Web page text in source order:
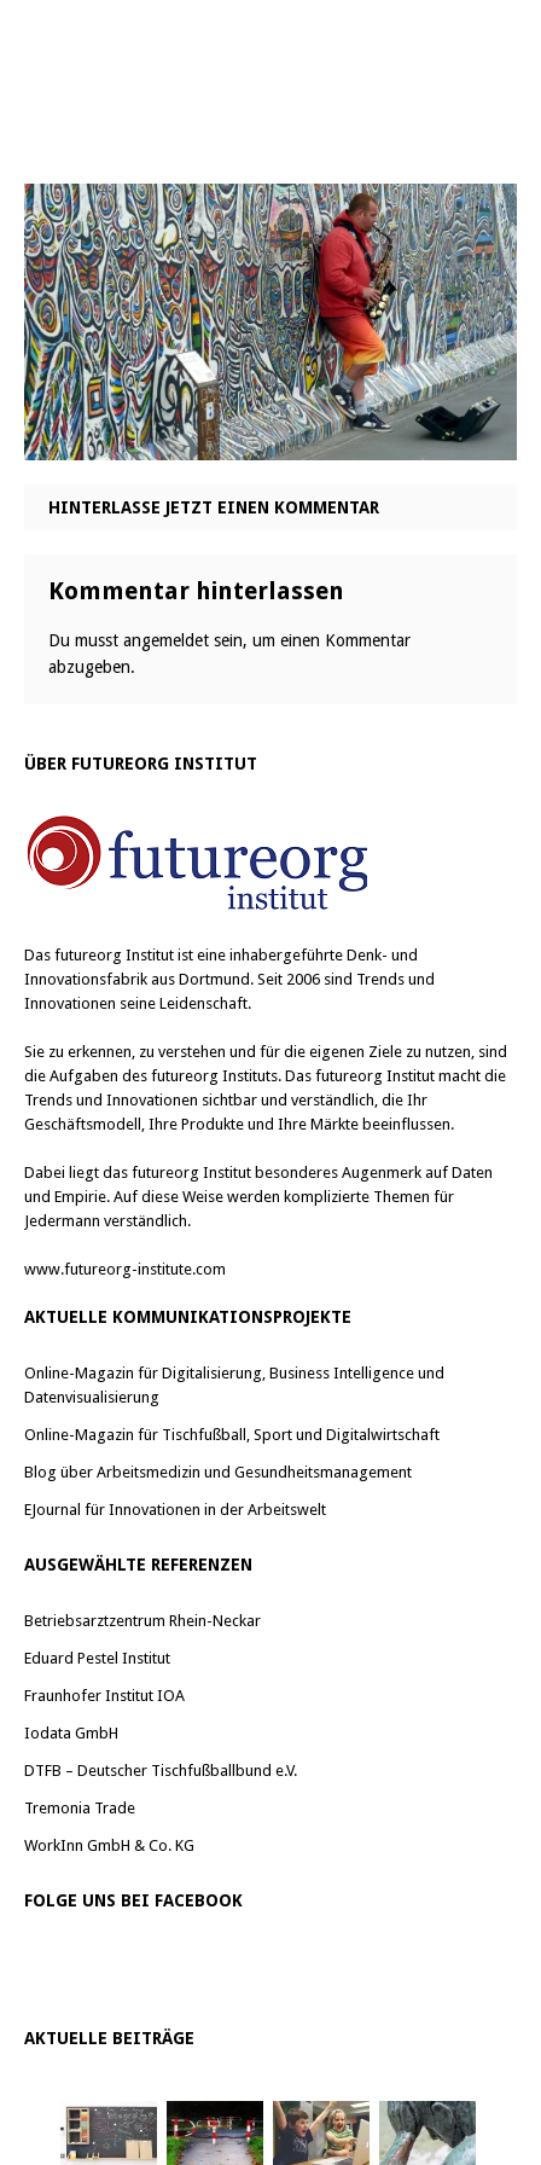
HINTERLASSE JETZT EINEN KOMMENTAR
Kommentar hinterlassen
Du musst angemeldet sein, um einen Kommentar
abzugeben.
ÜBER FUTUREORG INSTITUT
Das futureorg Institut ist eine inhabergeführte Denk- und
Innovationsfabrik aus Dortmund. Seit 2006 sind Trends und
Innovationen seine Leidenschaft.
Sie zu erkennen, zu verstehen und für die eigenen Ziele zu nutzen, sind
die Aufgaben des futureorg Instituts. Das futureorg Institut macht die
Trends und Innovationen sichtbar und verständlich, die Ihr
Geschäftsmodell, Ihre Produkte und Ihre Märkte beeinflussen.
Dabei liegt das futureorg Institut besonderes Augenmerk auf Daten
und Empirie. Auf diese Weise werden komplizierte Themen für
Jedermann verständlich.
www.futureorg-institute.com
AKTUELLE KOMMUNIKATIONSPROJEKTE
Online-Magazin für Digitalisierung, Business Intelligence und
Datenvisualisierung
Online-Magazin für Tischfußball, Sport und Digitalwirtschaft
Blog über Arbeitsmedizin und Gesundheitsmanagement
EJournal für Innovationen in der Arbeitswelt
AUSGEWÄHLTE REFERENZEN
Betriebsarztzentrum Rhein-Neckar
Eduard Pestel Institut
Fraunhofer Institut IOA
Iodata GmbH
DTFB – Deutscher Tischfußballbund e.V.
Tremonia Trade
WorkInn GmbH & Co. KG
FOLGE UNS BEI FACEBOOK
AKTUELLE BEITRÄGE